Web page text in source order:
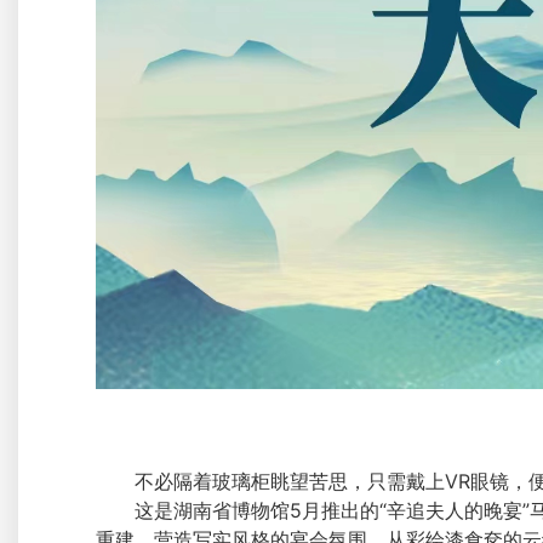
不必隔着玻璃柜眺望苦思，只需戴上VR眼镜，
这是湖南省博物馆5月推出的“辛追夫人的晚宴